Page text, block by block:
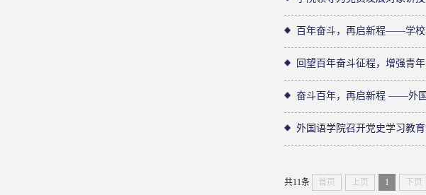
百年奋斗，再启新程——学校
回望百年奋斗征程，增强青
奋斗百年，再启新程 ——外
外国语学院召开党史学习教
共11条 首页 上页 1 下页